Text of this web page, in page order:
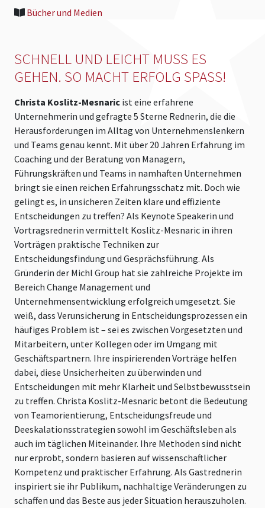
Bücher und Medien
SCHNELL UND LEICHT MUSS ES
GEHEN. SO MACHT ERFOLG SPASS!
Christa Koslitz-Mesnaric ist eine erfahrene
Unternehmerin und gefragte 5 Sterne Rednerin, die die
Herausforderungen im Alltag von Unternehmenslenkern
und Teams genau kennt. Mit über 20 Jahren Erfahrung im
Coaching und der Beratung von Managern,
Führungskräften und Teams in namhaften Unternehmen
bringt sie einen reichen Erfahrungsschatz mit. Doch wie
gelingt es, in unsicheren Zeiten klare und effiziente
Entscheidungen zu treffen? Als Keynote Speakerin und
Vortragsrednerin vermittelt Koslitz-Mesnaric in ihren
Vorträgen praktische Techniken zur
Entscheidungsfindung und Gesprächsführung. Als
Gründerin der Michl Group hat sie zahlreiche Projekte im
Bereich Change Management und
Unternehmensentwicklung erfolgreich umgesetzt. Sie
weiß, dass Verunsicherung in Entscheidungsprozessen ein
häufiges Problem ist – sei es zwischen Vorgesetzten und
Mitarbeitern, unter Kollegen oder im Umgang mit
Geschäftspartnern. Ihre inspirierenden Vorträge helfen
dabei, diese Unsicherheiten zu überwinden und
Entscheidungen mit mehr Klarheit und Selbstbewusstsein
zu treffen. Christa Koslitz-Mesnaric betont die Bedeutung
von Teamorientierung, Entscheidungsfreude und
Deeskalationsstrategien sowohl im Geschäftsleben als
auch im täglichen Miteinander. Ihre Methoden sind nicht
nur erprobt, sondern basieren auf wissenschaftlicher
Kompetenz und praktischer Erfahrung. Als Gastrednerin
inspiriert sie ihr Publikum, nachhaltige Veränderungen zu
schaffen und das Beste aus jeder Situation herauszuholen.